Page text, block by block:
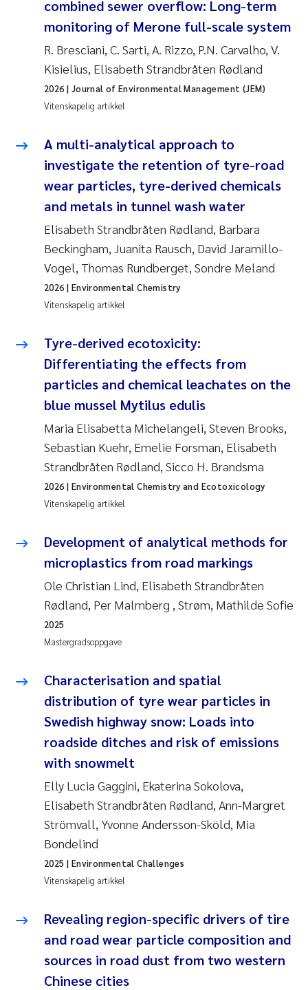
combined sewer overflow: Long-term
monitoring of Merone full-scale system
R. Bresciani, C. Sarti, A. Rizzo, P.N. Carvalho, V.
Kisielius, Elisabeth Strandbråten Rødland
Vitenskapelig artikkel
2026 | Journal of Environmental Management (JEM)
A multi-analytical approach to
investigate the retention of tyre-road
wear particles, tyre-derived chemicals
and metals in tunnel wash water
Elisabeth Strandbråten Rødland, Barbara
Beckingham, Juanita Rausch, David Jaramillo-
Vogel, Thomas Rundberget, Sondre Meland
Vitenskapelig artikkel
2026 | Environmental Chemistry
Tyre-derived ecotoxicity:
Differentiating the effects from
particles and chemical leachates on the
blue mussel Mytilus edulis
Maria Elisabetta Michelangeli, Steven Brooks,
Sebastian Kuehr, Emelie Forsman, Elisabeth
Strandbråten Rødland, Sicco H. Brandsma
Vitenskapelig artikkel
2026 | Environmental Chemistry and Ecotoxicology
Development of analytical methods for
microplastics from road markings
Ole Christian Lind, Elisabeth Strandbråten
Rødland, Per Malmberg , Strøm, Mathilde Sofie
Mastergradsoppgave
2025
Characterisation and spatial
distribution of tyre wear particles in
Swedish highway snow: Loads into
roadside ditches and risk of emissions
with snowmelt
Elly Lucia Gaggini, Ekaterina Sokolova,
Elisabeth Strandbråten Rødland, Ann-Margret
Strömvall, Yvonne Andersson-Sköld, Mia
Bondelind
Vitenskapelig artikkel
2025 | Environmental Challenges
Revealing region-specific drivers of tire
and road wear particle composition and
sources in road dust from two western
Chinese cities